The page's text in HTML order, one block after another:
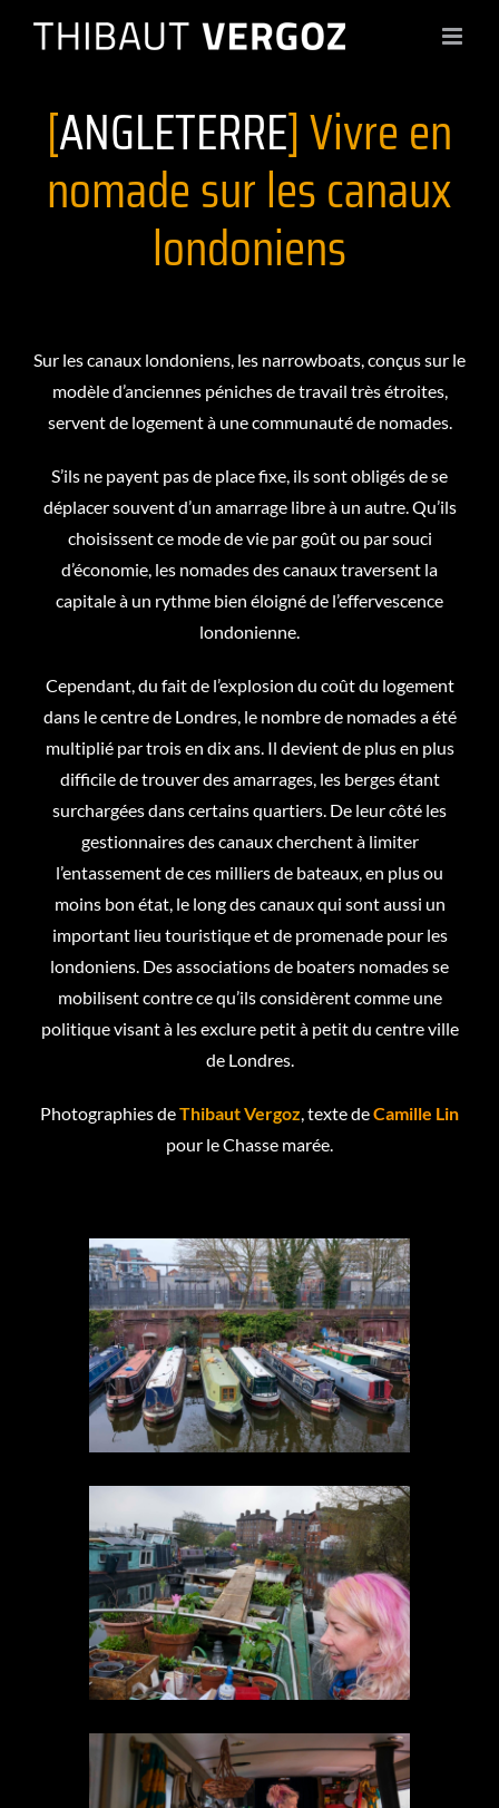
[ANGLETERRE] Vivre en
nomade sur les canaux
londoniens
Sur les canaux londoniens, les narrowboats, conçus sur le
modèle d’anciennes péniches de travail très étroites,
servent de logement à une communauté de nomades.
S’ils ne payent pas de place fixe, ils sont obligés de se
déplacer souvent d’un amarrage libre à un autre. Qu’ils
choisissent ce mode de vie par goût ou par souci
d’économie, les nomades des canaux traversent la
capitale à un rythme bien éloigné de l’effervescence
londonienne.
Cependant, du fait de l’explosion du coût du logement
dans le centre de Londres, le nombre de nomades a été
multiplié par trois en dix ans. Il devient de plus en plus
difficile de trouver des amarrages, les berges étant
surchargées dans certains quartiers. De leur côté les
gestionnaires des canaux cherchent à limiter
l’entassement de ces milliers de bateaux, en plus ou
moins bon état, le long des canaux qui sont aussi un
important lieu touristique et de promenade pour les
londoniens. Des associations de boaters nomades se
mobilisent contre ce qu’ils considèrent comme une
politique visant à les exclure petit à petit du centre ville
de Londres.
Photographies deThibaut Vergoz, texte deCamille Lin
pour le Chasse marée.